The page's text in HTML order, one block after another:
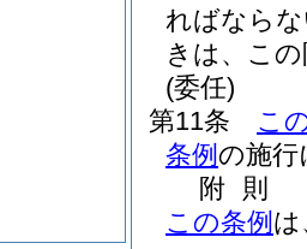
ればなら
きは、こ
(委任)
第11条
こ
条例 の施行
附 則
この条例 は